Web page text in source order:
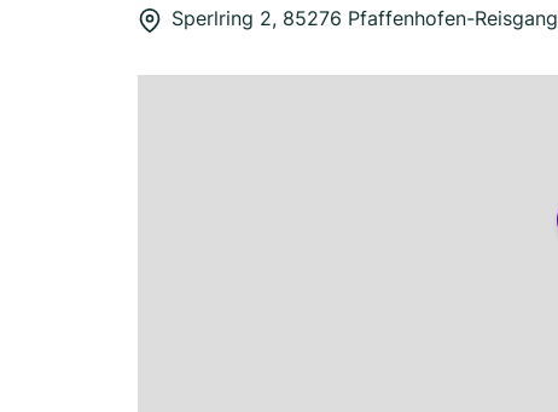
Sperlring 2, 85276 Pfaffenhofen-Reisgang